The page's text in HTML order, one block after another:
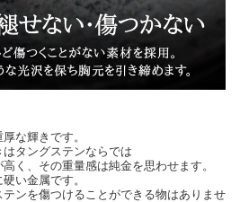
な輝きです。
タングステンならでは
く、その重量感は純金を思わせます。
い金属です。
ンを傷つけることができる物はありませ